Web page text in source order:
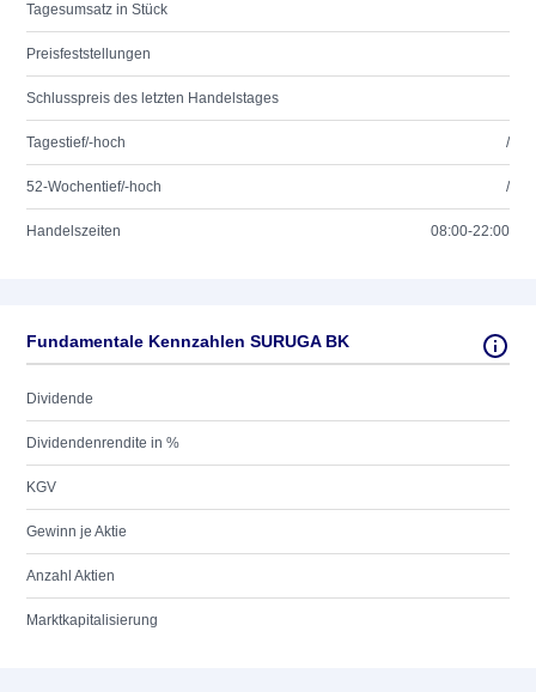
Tagesumsatz in Stück
Preisfeststellungen
Schlusspreis des letzten Handelstages
Tagestief/-hoch /
52-Wochentief/-hoch /
Handelszeiten 08:00-22:00
Fundamentale Kennzahlen SURUGA BK
Dividende
Dividendenrendite in %
KGV
Gewinn je Aktie
Anzahl Aktien
Marktkapitalisierung